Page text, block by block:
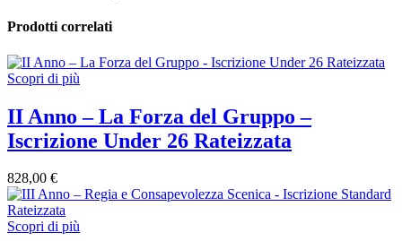
Prodotti correlati
Scopri di più
II Anno – La Forza del Gruppo –
Iscrizione Under 26 Rateizzata
828,00 €
Scopri di più